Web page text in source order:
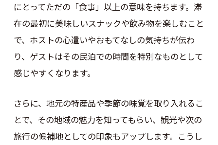
にとってただの「食事」以上の意味を持ちます。滞
在の最初に美味しいスナックや飲み物を楽しむこと
で、ホストの心遣いやおもてなしの気持ちが伝わ
り、ゲストはその民泊での時間を特別なものとして
感じやすくなります。
さらに、地元の特産品や季節の味覚を取り入れるこ
とで、その地域の魅力を知ってもらい、観光や次の
旅行の候補地としての印象もアップします。こうし